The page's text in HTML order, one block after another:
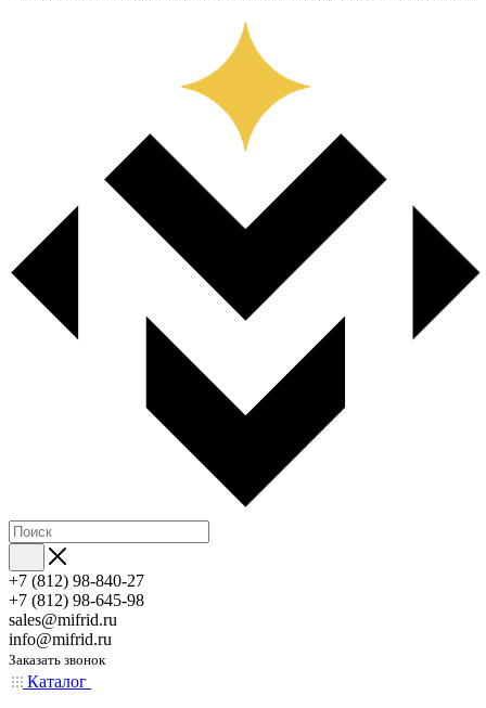
+7 (812) 98-840-27
+7 (812) 98-645-98
sales@mifrid.ru
info@mifrid.ru
Заказать звонок
Каталог